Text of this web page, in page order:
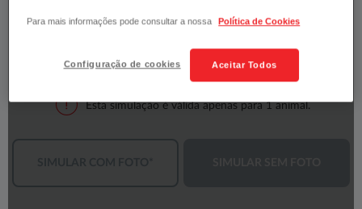
Para mais informações pode consultar a nossa Política de Cookies
Aceitar Todos
Configuração de cookies